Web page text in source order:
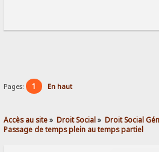
Pages: 1 En haut
Accès au site» Droit Social» Droit Social
Passage de temps plein au temps partiel